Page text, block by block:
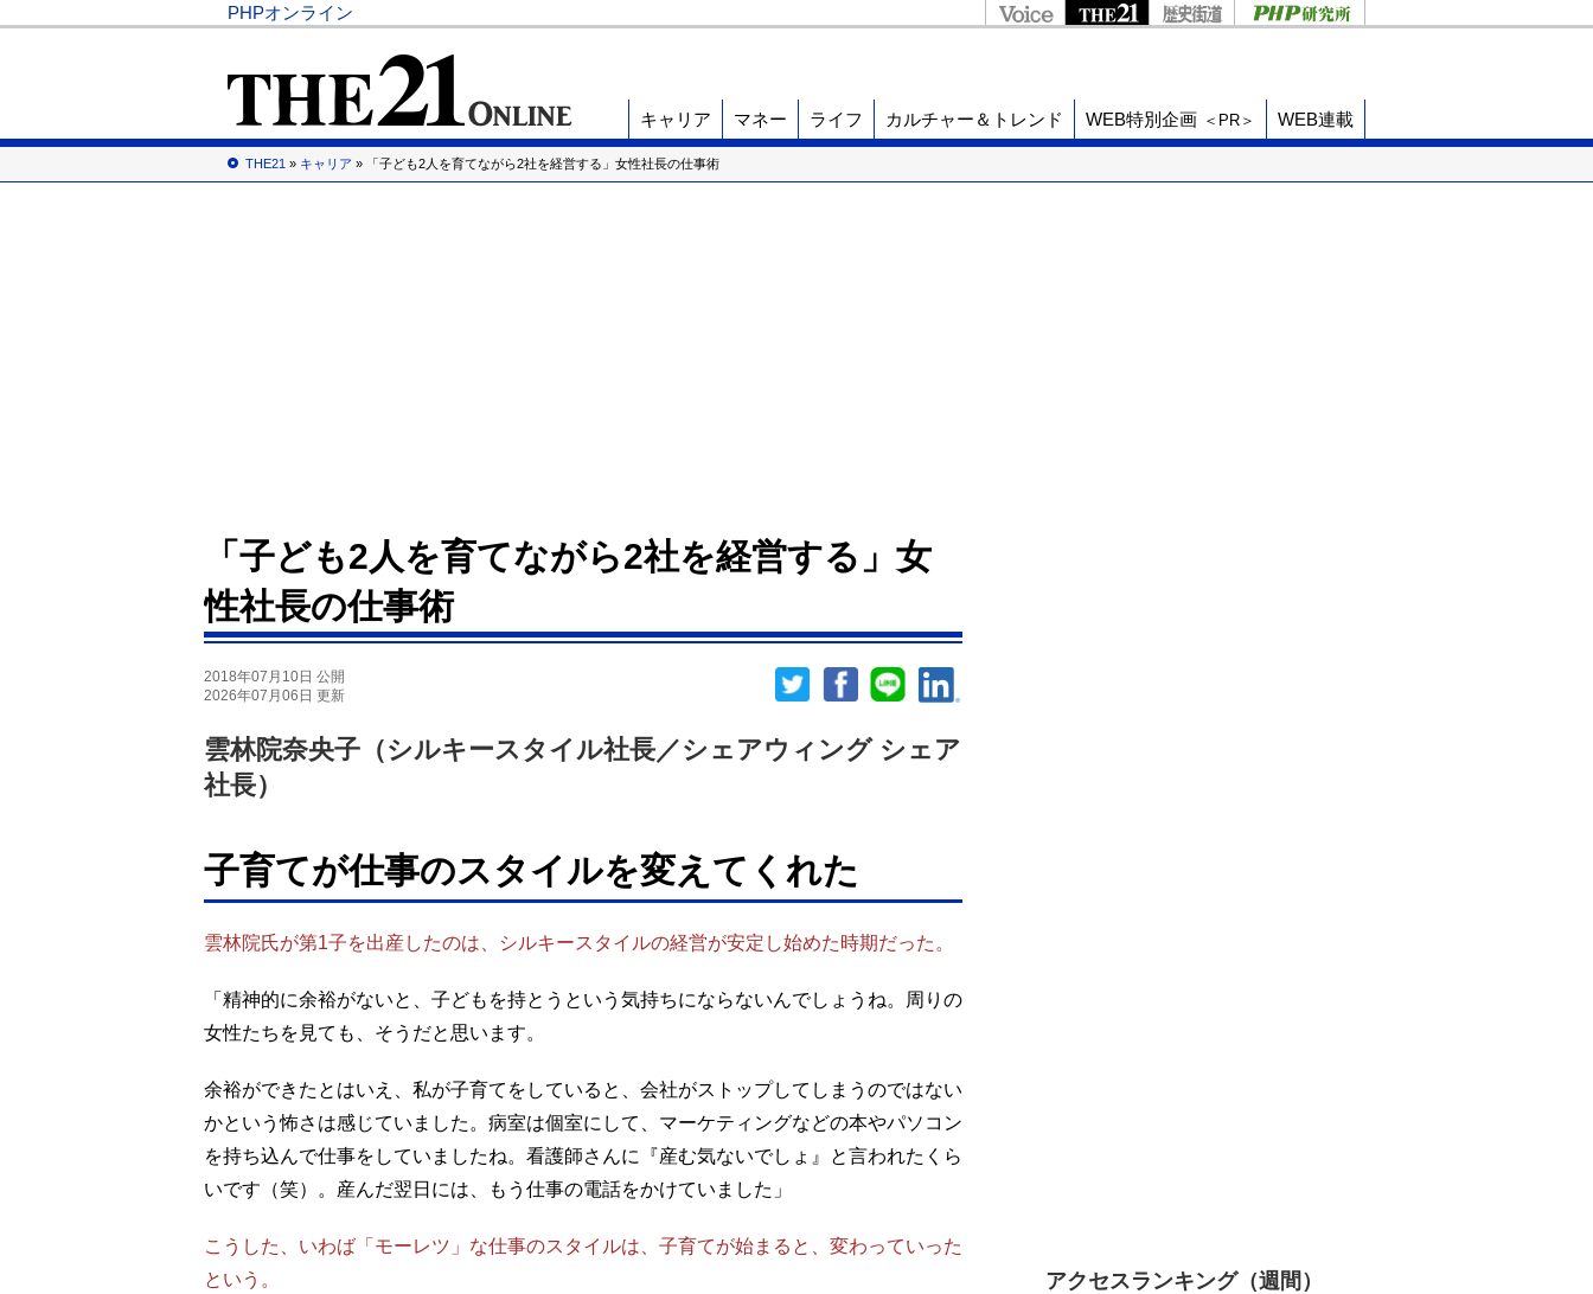
PHPオンライン
キャリア マネー ライフ カルチャー＆トレンド WEB特別企画 ＜PR＞ WEB連載
THE21 » キャリア » 「子ども2人を育てながら2社を経営する」女性社長の仕事術
「子ども2人を育てながら2社を経営する」女
性社長の仕事術
2018年07月10日 公開
2026年07月06日 更新
雲林院奈央子（シルキースタイル社長／シェアウィング シェア
社長）
子育てが仕事のスタイルを変えてくれた
雲林院氏が第1子を出産したのは、シルキースタイルの経営が安定し始めた時期だった。
「精神的に余裕がないと、子どもを持とうという気持ちにならないんでしょうね。周りの
女性たちを見ても、そうだと思います。
余裕ができたとはいえ、私が子育てをしていると、会社がストップしてしまうのではない
かという怖さは感じていました。病室は個室にして、マーケティングなどの本やパソコン
を持ち込んで仕事をしていましたね。看護師さんに『産む気ないでしょ』と言われたくら
いです（笑）。産んだ翌日には、もう仕事の電話をかけていました」
こうした、いわば「モーレツ」な仕事のスタイルは、子育てが始まると、変わっていった
という。
アクセスランキング（週間）